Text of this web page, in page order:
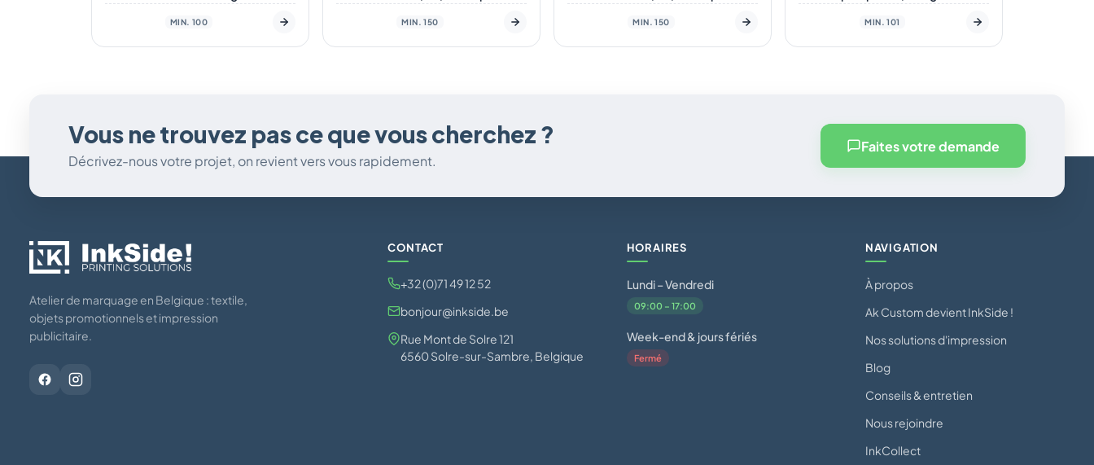
MIN. 100 MIN. 150 MIN. 150 MIN. 101
Vous ne trouvez pas ce que vous cherchez ?
Décrivez-nous votre projet, on revient vers vous rapidement.
Faites votre demande
Atelier de marquage en Belgique : textile,
objets promotionnels et impression
publicitaire.
CONTACT
+32 (0)71 49 12 52
bonjour@inkside.be
Rue Mont de Solre 121
6560 Solre-sur-Sambre, Belgique
HORAIRES
Lundi – Vendredi
09:00 – 17:00
Week-end & jours fériés
Fermé
NAVIGATION
À propos
Ak Custom devient InkSide !
Nos solutions d'impression
Blog
Conseils & entretien
Nous rejoindre
InkCollect